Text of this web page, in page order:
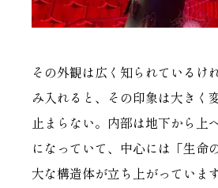
その外観は広く知られているけ
み入れると、その印象は大きく
止まらない。内部は地下から上
になっていて、中心には「生命
大な構造体が立ち上がっていま